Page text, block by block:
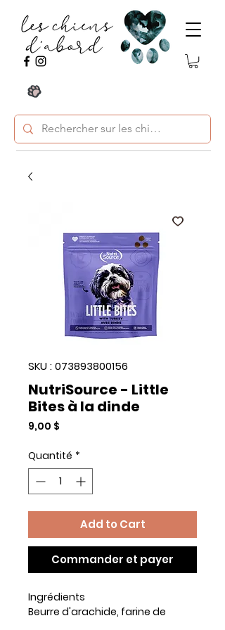
SKU : 073893800156
NutriSource - Little
Bites à la dinde
9,00 $
Quantité *
Add to Cart
Commander et payer
Ingrédients
Beurre d'arachide, farine de